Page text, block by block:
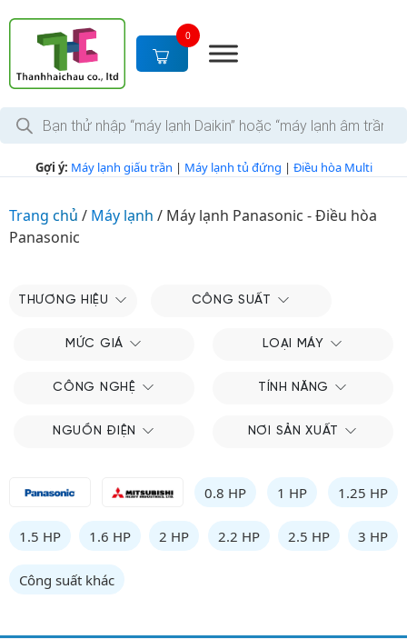
c
0
T
m
i Gợi ý: Máy lạnh giấu trần | Máy lạnh tủ đứng | Điều hòa Multi
Trang chủ / Máy lạnh / Máy lạnh Panasonic - Điều hòa
Panasonic
THƯƠNG HIỆU CÔNG SUẤT
MỨC GIÁ LOẠI MÁY
CÔNG NGHỆ TÍNH NĂNG
NGUỒN ĐIỆN NƠI SẢN XUẤT
0.8 HP 1 HP 1.25 HP
1.5 HP 1.6 HP 2 HP 2.2 HP 2.5 HP 3 HP
Công suất khác